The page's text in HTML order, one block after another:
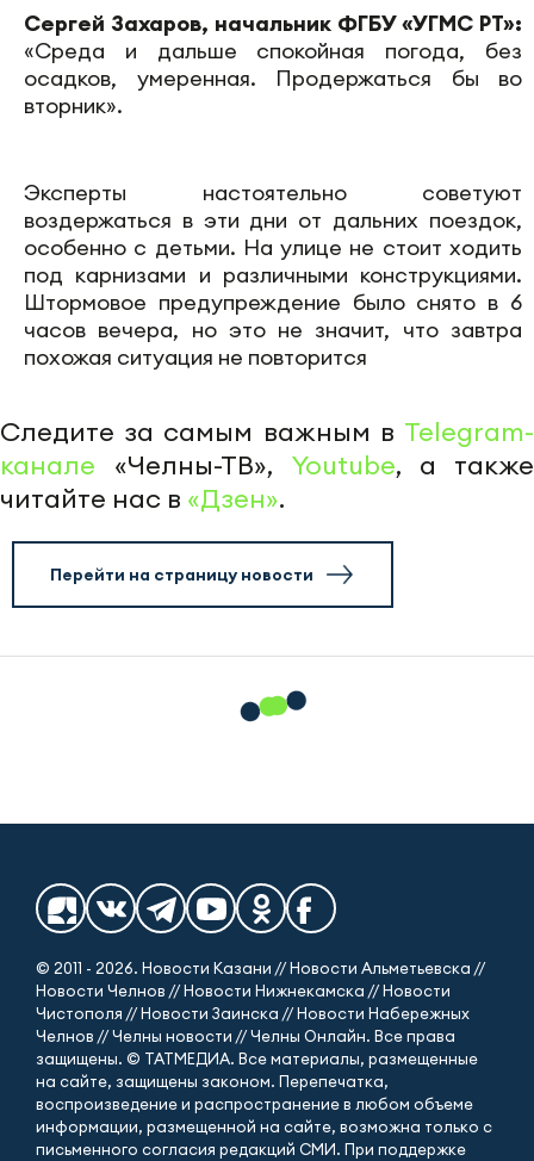
Сергей Захаров, начальник ФГБУ «УГМС РТ»:
«Среда и дальше спокойная погода, без
осадков, умеренная. Продержаться бы во
вторник».
Эксперты настоятельно советуют
воздержаться в эти дни от дальних поездок,
особенно с детьми. На улице не стоит ходить
под карнизами и различными конструкциями.
Штормовое предупреждение было снято в 6
часов вечера, но это не значит, что завтра
похожая ситуация не повторится
Следите за самым важным в Telegram-
канале «Челны-ТВ», Youtube, а также
читайте нас в «Дзен».
Перейти на страницу новости
© 2011 - 2026. Новости Казани // Новости Альметьевска //
Новости Челнов // Новости Нижнекамска // Новости
Чистополя // Новости Заинска // Новости Набережных
Челнов // Челны новости // Челны Онлайн. Все права
защищены. © ТАТМЕДИА. Все материалы, размещенные
на сайте, защищены законом. Перепечатка,
воспроизведение и распространение в любом объеме
информации, размещенной на сайте, возможна только с
письменного согласия редакций СМИ. При поддержке